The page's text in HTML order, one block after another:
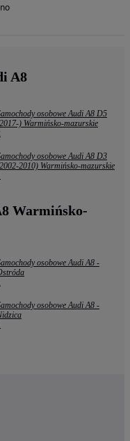
A8
osobowe Audi A8 D5
) Warmińsko-mazurskie
osobowe Audi A8 D3
2010) Warmińsko-mazurskie
Warmińsko-
osobowe Audi A8 -
osobowe Audi A8 -